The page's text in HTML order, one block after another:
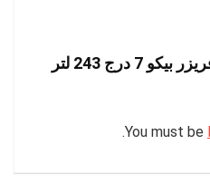
كن أول من يراجع “ديب فريزر بيكو 7 درج 243 لتر
You must be